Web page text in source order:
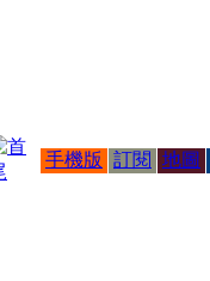
手機版 訂閱 地圖